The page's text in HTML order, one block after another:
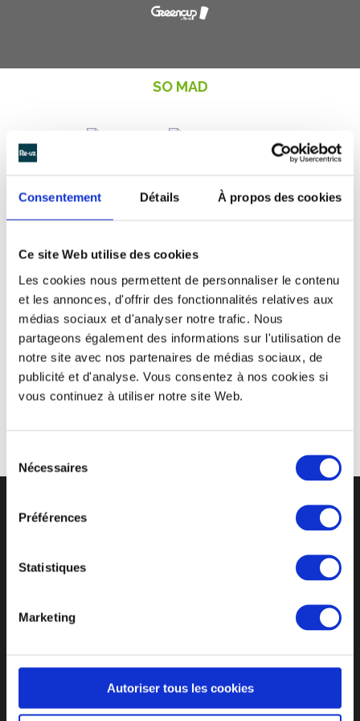
Consentement Détails À propos des cookies
Ce site Web utilise des cookies
Les cookies nous permettent de personnaliser le contenu
et les annonces, d'offrir des fonctionnalités relatives aux
médias sociaux et d'analyser notre trafic. Nous
partageons également des informations sur l'utilisation de
notre site avec nos partenaires de médias sociaux, de
publicité et d'analyse. Vous consentez à nos cookies si
vous continuez à utiliser notre site Web.
Nécessaires
Préférences
Statistiques
Marketing
Autoriser tous les cookies
SO MAD
Une course d’obstacles qui reste
propre !
plusieurs lieux en France. Depuis plusieurs années déjà,
gobelets réutilisables
Greencup à l’effigie de la
course. L’utilisation desverres consignéspermet de
supprimer tous les gobelets jetables du sol et de garder
un souvenir de la course pour tous. Les coureurs sont
ainsi sensibilisés au respect de l’environnement grâce à
cesgobelets écologiques.
CYCLE DE VIE D’UN GOBELET RÉUTLISABLE
SERVICE APRÈS-VENTE
POLITIQUE SUR LE TRAITEMENT DES PLAINTES